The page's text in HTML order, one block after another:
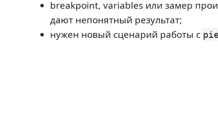
breakpoint, variables или замер
дают непонятный результат;
нужен новый сценарий работы с